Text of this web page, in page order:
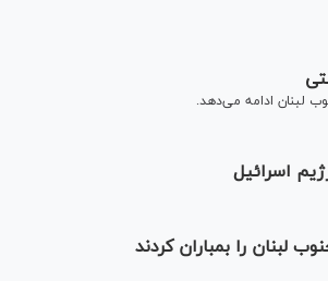
لبنان ادامه می‌دهد.
اسرائیل
لبنان را بمباران کردند